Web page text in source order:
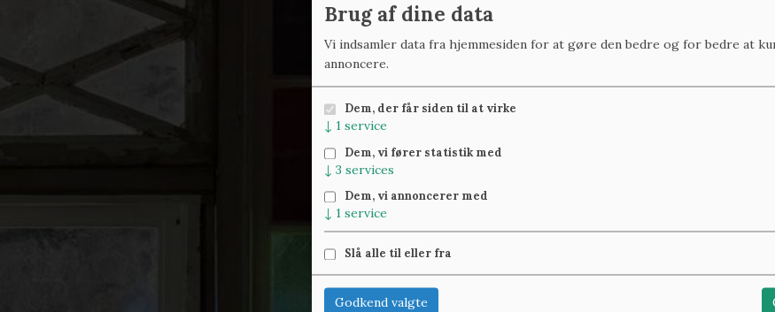
Brug af dine data
Vi indsamler data fra hjemmesiden for at gøre den bedre og for bedre at
annoncere.
Dem, der får siden til at virke
↓ 1 service
Dem, vi fører statistik med
↓ 3 services
Dem, vi annoncerer med
↓ 1 service
Slå alle til eller fra
Godkend valgte